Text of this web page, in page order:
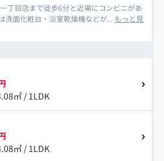
丁目店まで徒歩6分と近場にコンビニがあ
洗面化粧台・浴室乾燥機などが... もっと見
㎡ / 1LDK
㎡ / 1LDK